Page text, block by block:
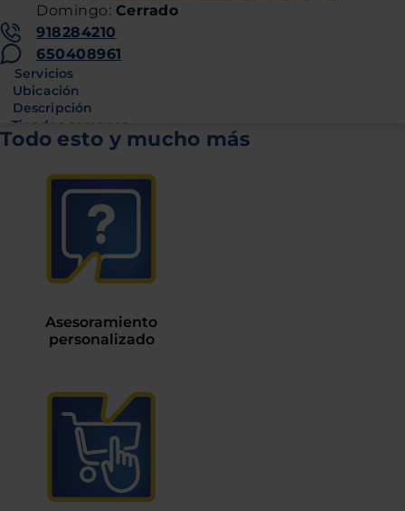
Domingo: Cerrado
918284210
650408961
Servicios
Ubicación
Descripción
Tiendas cercanas
Todo esto y mucho más
Asesoramiento
personalizado